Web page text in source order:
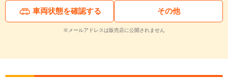
車両状態を確認する その他
※メールアドレスは販売店に公開されません